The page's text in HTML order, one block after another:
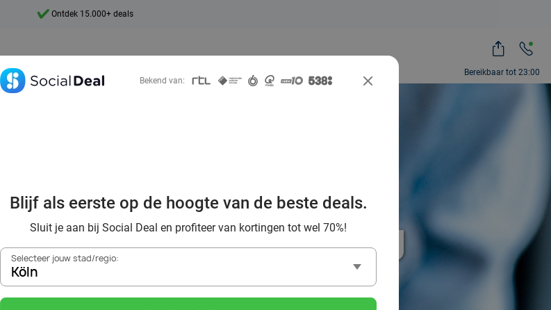
Bereikbaar tot 23:00
Ontdek 15.000+ deals
met wel 70% korting
Bekend van:
Blijf als eerste op de hoogte van de beste deals.
Sluit je aan bij Social Deal en profiteer van kortingen tot wel 70%!
Selecteer jouw stad/regio:
Köln